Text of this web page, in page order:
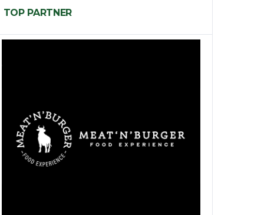
TOP PARTNER